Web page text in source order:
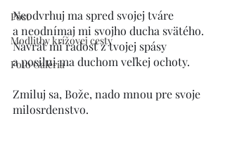
Pôst
Modlitby krížovej cesty
Foto Galéria
Neodvrhuj ma spred svojej tváre
a neodnímaj mi svojho ducha svätého.
Navráť mi radosť z tvojej spásy
a posilni ma duchom veľkej ochoty.
Zmiluj sa, Bože, nado mnou pre svoje
milosrdenstvo.